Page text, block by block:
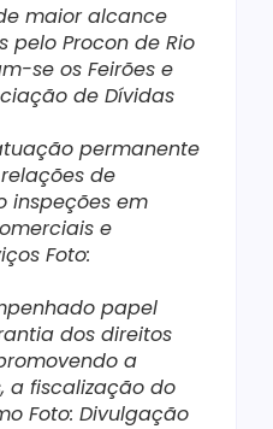
maior alcance
pelo Procon de Rio
se os Feirões e
de Dívidas
permanente
de
inspeções em
e
Foto:
papel
dos direitos
a
a fiscalização do
Foto: Divulgação